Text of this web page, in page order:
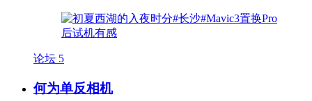
论坛 5
何为单反相机